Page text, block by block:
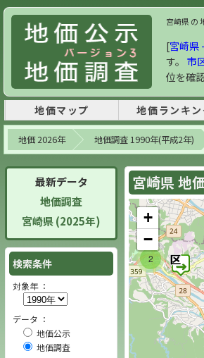
宮崎県 の
[宮崎県
す。 市
位を確
地価マップ 地価ランキ
地価 2026年 地価調査 1990年(平成2年)
宮崎県 地
2
+
−
最新データ
地価調査
宮崎県 (2025年)
検索条件
対象年 ：
データ ：
地価公示
地価調査